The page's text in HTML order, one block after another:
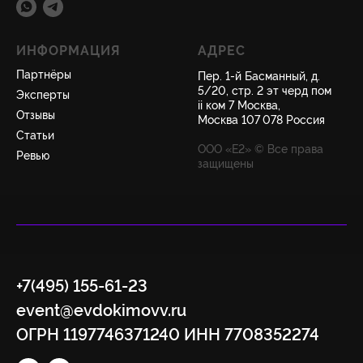
ИНФОРМАЦИЯ
Партнёры
Эксперты
Отзывы
Статьи
Ревью
АДРЕС
Пер. 1-й Басманный, д.
5/20, стр. 2 эт черд пом
ii ком 7 Москва,
Москва 107 078 Россия
ООО «Е2» © Все права
защищены
+7(495) 155-61-23
event@evdokimovv.ru
ОГРН 1197746371240 ИНН 7708352274